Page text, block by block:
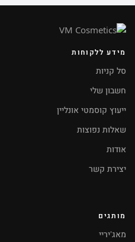
מידע ללקוחות
סל קניות
חשבון שלי
ייעוץ קוסמטי אונליין
שאלות נפוצות
אודות
יצירת קשר
מותגים
מאג'יריי